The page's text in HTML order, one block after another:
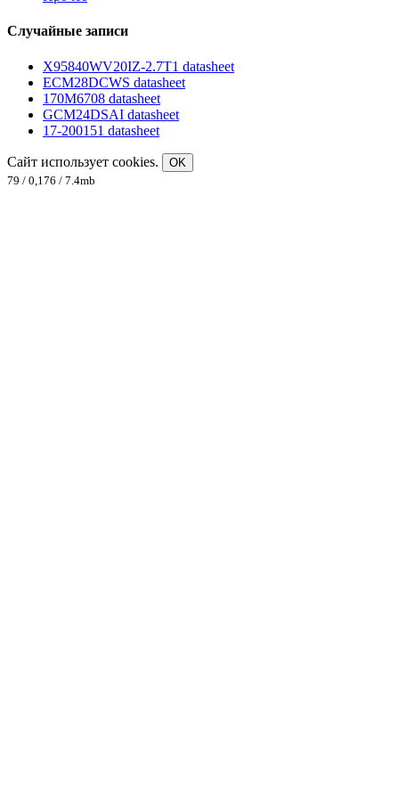
Случайные записи
X95840WV20IZ-2.7T1 datasheet
ECM28DCWS datasheet
170M6708 datasheet
GCM24DSAI datasheet
17-200151 datasheet
Сайт использует cookies.
OK
79 / 0,176 / 7.4mb